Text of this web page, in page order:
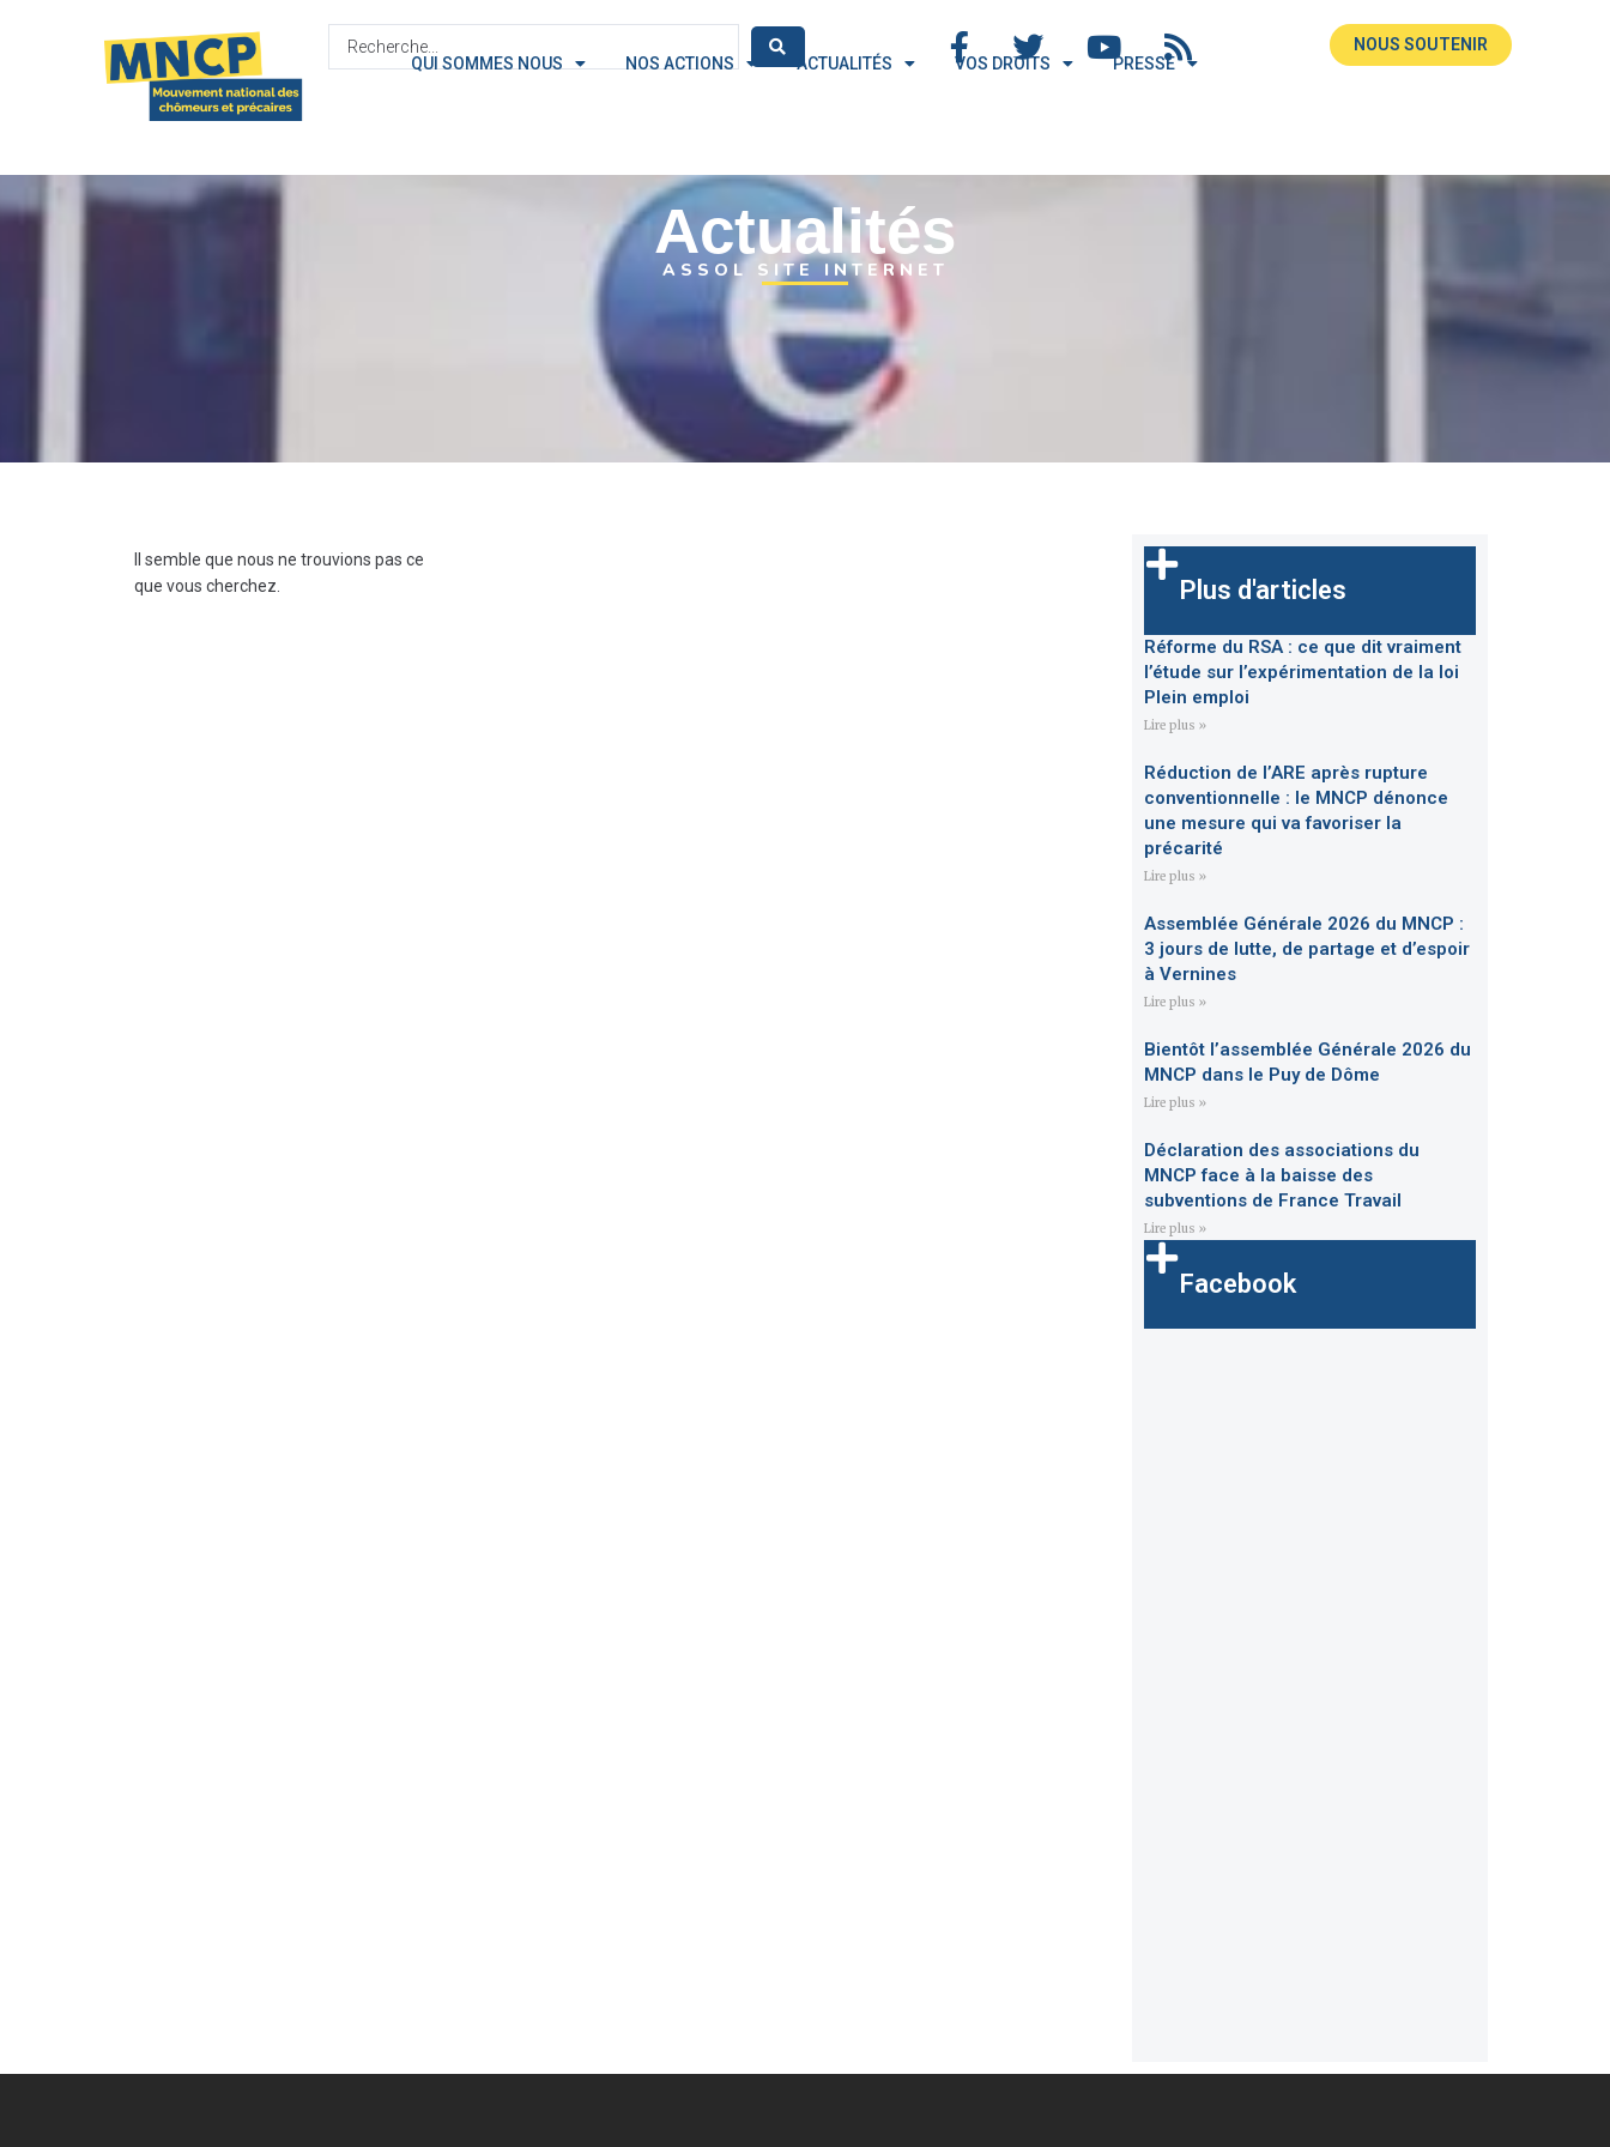
QUI SOMMES NOUS
NOS ACTIONS ACTUALITÉS VOS DROITS PRESSE
NOUS SOUTENIR
Actualités
ASSOL SITE INTERNET
Il semble que nous ne trouvions pas ce
que vous cherchez.
Plus d'articles
Réforme du RSA : ce que dit vraiment
l’étude sur l’expérimentation de la loi
Plein emploi
Lire plus »
Réduction de l’ARE après rupture
conventionnelle : le MNCP dénonce
une mesure qui va favoriser la
précarité
Lire plus »
Assemblée Générale 2026 du MNCP :
3 jours de lutte, de partage et d’espoir
à Vernines
Lire plus »
Bientôt l’assemblée Générale 2026 du
MNCP dans le Puy de Dôme
Lire plus »
Déclaration des associations du
MNCP face à la baisse des
subventions de France Travail
Lire plus »
Facebook